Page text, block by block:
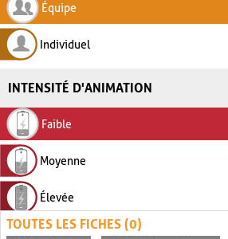
Équipe
Individuel
INTENSITÉ D'ANIMATION
Faible
Moyenne
Élevée
TOUTES LES FICHES (0)